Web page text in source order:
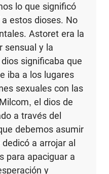
lo que significó
a estos dioses. No
Astoret era la
sensual y la
significaba que
iba a los lugares
sexuales con las
el dios de
a través del
debemos asumir
a arrojar al
para apaciguar a
y